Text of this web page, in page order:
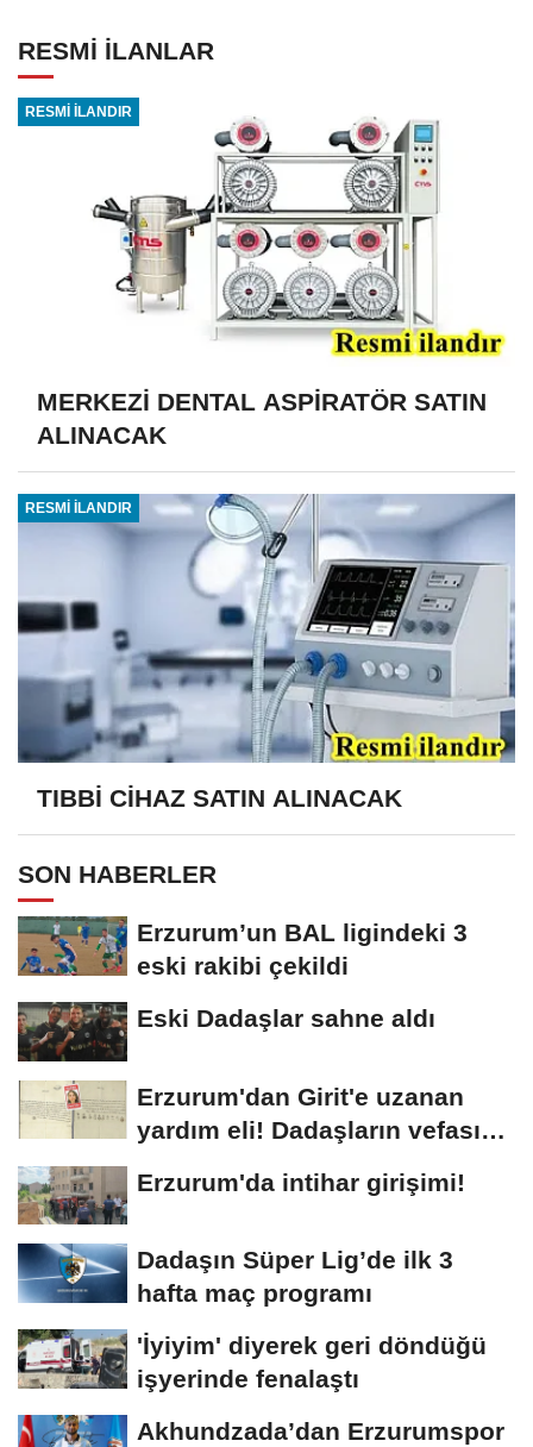
RESMİ İLANLAR
RESMİ İLANDIR
MERKEZİ DENTAL ASPİRATÖR SATIN
ALINACAK
RESMİ İLANDIR
TIBBİ CİHAZ SATIN ALINACAK
SON HABERLER
Erzurum’un BAL ligindeki 3
eski rakibi çekildi
Eski Dadaşlar sahne aldı
Erzurum'dan Girit'e uzanan
yardım eli! Dadaşların vefası
Erzurum'da intihar girişimi!
Dadaşın Süper Lig’de ilk 3
hafta maç programı
'İyiyim' diyerek geri döndüğü
işyerinde fenalaştı
Akhundzada’dan Erzurumspor